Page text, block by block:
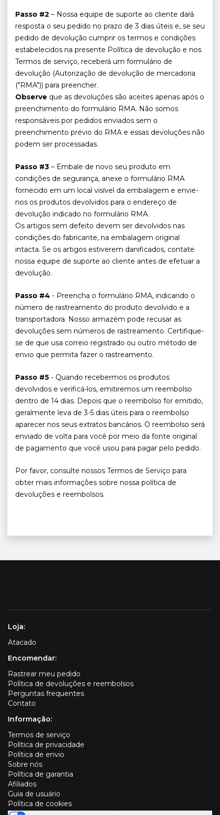
Passo #2 – Nossa equipe de suporte ao cliente dará
resposta o seu pedido no prazo de 3 dias úteis e, se seu
pedido de devolução cumprir os termos e condições
estabelecidos na presente Política de devolução e nos
Termos de serviço, receberá um formulário de
devolução (Autorização de devolução de mercadoria
("RMA")) para preencher.
Observe que as devoluções são aceites apenas após o
preenchimento do formulário RMA. Não somos
responsáveis por pedidos enviados sem o
preenchimento prévio do RMA e essas devoluções não
podem ser processadas.
Passo #3 – Embale de novo seu produto em
condições de segurança, anexe o formulário RMA
fornecido em um local visível da embalagem e envie-
nos os produtos devolvidos para o endereço de
devolução indicado no formulário RMA.
Os artigos sem defeito devem ser devolvidos nas
condições do fabricante, na embalagem original
intacta. Se os artigos estiverem danificados, contate
nossa equipe de suporte ao cliente antes de efetuar a
devolução.
Passo #4 - Preencha o formulário RMA, indicando o
número de rastreamento do produto devolvido e a
transportadora. Nosso armazém pode recusar as
devoluções sem números de rastreamento. Certifique-
se de que usa correio registrado ou outro método de
envio que permita fazer o rastreamento.
Passo #5 - Quando recebermos os produtos
devolvidos e verificá-los, emitiremos um reembolso
dentro de 14 dias. Depois que o reembolso for emitido,
geralmente leva de 3-5 dias úteis para o reembolso
aparecer nos seus extratos bancários. O reembolso será
enviado de volta para você por meio da fonte original
de pagamento que você usou para pagar pelo pedido.
Por favor, consulte nossos Termos de Serviço para
obter mais informações sobre nossa política de
devoluções e reembolsos.
Loja:
Atacado
Encomendar:
Rastrear meu pedido
Política de devoluções e reembolsos
Perguntas frequentes
Contato
Informação:
Termos de serviço
Política de privacidade
Política de envio
Sobre nós
Política de garantia
Afiliados
Guia de usuário
Política de cookies